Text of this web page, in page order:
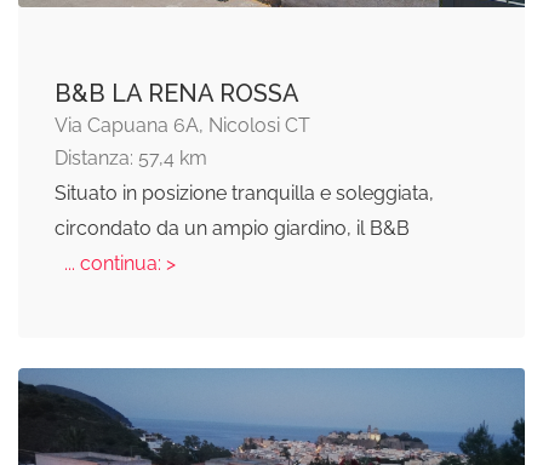
B&B LA RENA ROSSA
Via Capuana 6A, Nicolosi CT
Distanza: 57,4 km
Situato in posizione tranquilla e soleggiata,
circondato da un ampio giardino, il B&B
... continua: >